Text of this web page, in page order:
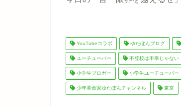
YouTubeコラボ ゆたぼんブログ
ユーチューバー 不登校は不幸じゃない
小学生ブロガー 小学生ユーチューバー
少年革命家ゆたぼんチャンネル 東京